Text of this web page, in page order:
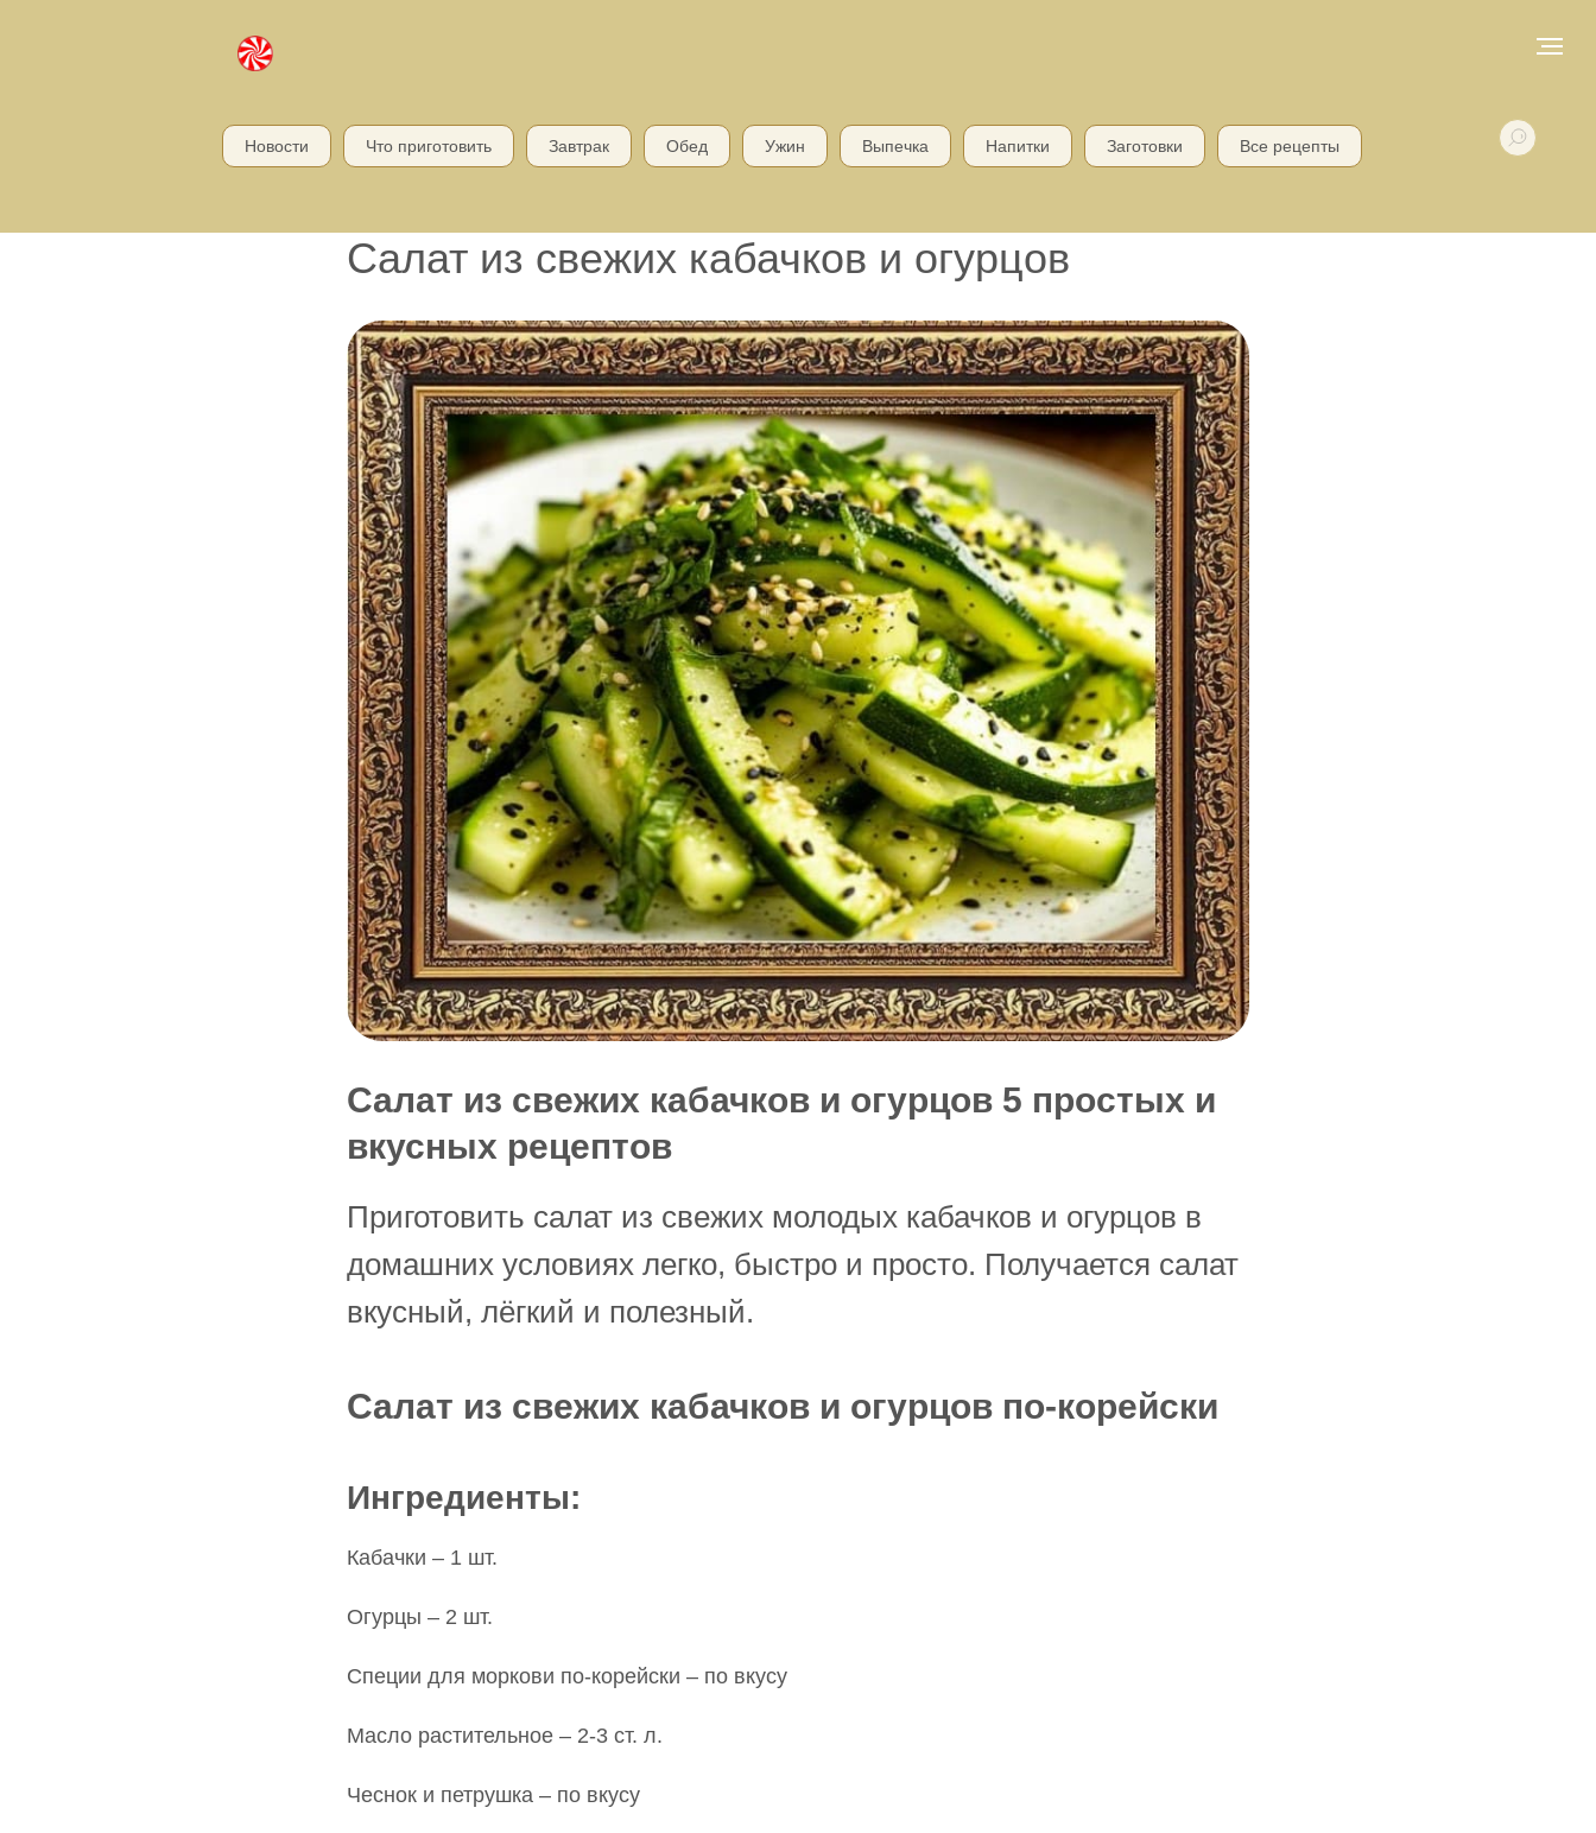
Новости Что приготовить Завтрак Обед Ужин Выпечка Напитки Заготовки Все рецепты
Салат из свежих кабачков и огурцов
Салат из свежих кабачков и огурцов 5 простых и
вкусных рецептов
Приготовить салат из свежих молодых кабачков и огурцов в
домашних условиях легко, быстро и просто. Получается салат
вкусный, лёгкий и полезный.
Салат из свежих кабачков и огурцов по-корейски
Ингредиенты:
Кабачки – 1 шт.
Огурцы – 2 шт.
Специи для моркови по-корейски – по вкусу
Масло растительное – 2-3 ст. л.
Чеснок и петрушка – по вкусу